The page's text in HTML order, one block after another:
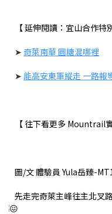
【 延伸閱讀：宜山合作特
➤ 奇萊南華 圓糖混哪裡
➤ 能高安東軍縱走 一路報
【 往下看更多 Mountrail
圖/文 體驗員 Yula岳臻-
先走完奇萊主峰往主北叉